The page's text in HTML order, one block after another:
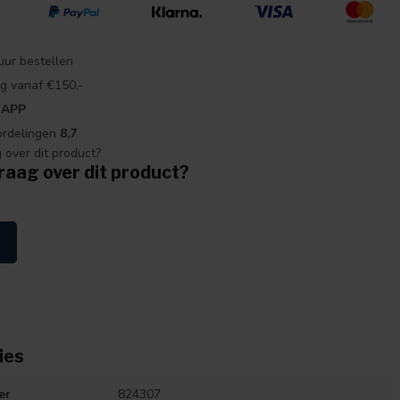
bestellen
vanaf €150,-
8,7
over dit product?
824307